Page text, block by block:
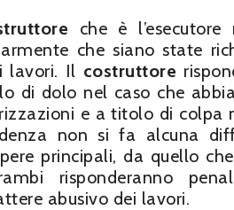
che è
che siano state
lavori. Il costruttore
di dolo nel caso che
e a titolo di colpa
non si fa alcuna
principali, da quello
risponderanno
abusivo dei lavori.